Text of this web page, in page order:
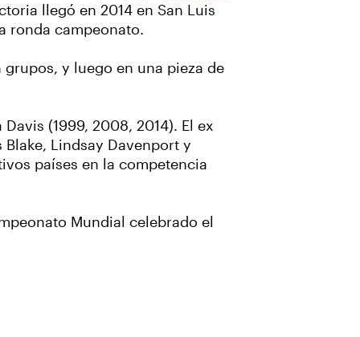
llegó en 2014 en San Luis
ronda campeonato.
y luego en una pieza de
(1999, 2008, 2014). El ex
Lindsay Davenport y
países en la competencia
Mundial celebrado el